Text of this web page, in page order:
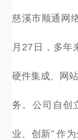
慈溪市顺通网
月 27 日，多年
硬件集成、网
务。公司自创
业、创新”作为